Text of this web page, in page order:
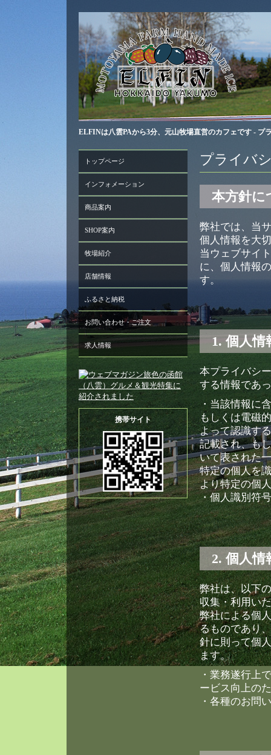
ELFINは八雲PAから3分、元山牧場直営のカフェです - プ
プライバ
本方針に
弊社では、当
個人情報を大
当ウェブサイ
に、個人情報
す。
1. 個人情
本プライバシ
する情報であ
・当該情報に
もしくは電磁
よって認識す
記載され、も
いて表された
特定の個人を
より特定の個
・個人識別符
2. 個人情
弊社は、以下
収集・利用い
弊社による個
るものであり
針に則って個
ます。
・業務遂行上
ービス向上の
・各種のお問
トップページ
インフォメーション
商品案内
SHOP案内
牧場紹介
店舗情報
ふるさと納税
お問い合わせ・ご注文
求人情報
携帯サイト